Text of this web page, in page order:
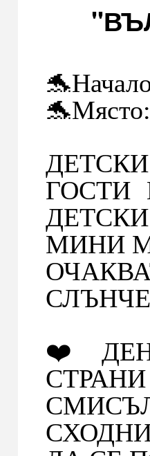
ГОСТИ
МИНИ
❤️